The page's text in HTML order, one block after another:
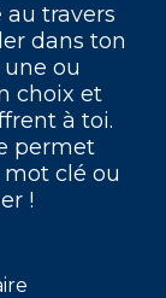
travers
dans ton
ou
choix et
à toi.
permet
clé ou
!